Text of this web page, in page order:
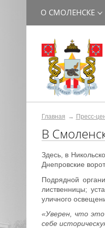
О СМОЛЕНСКЕ
Главная Пресс-
В
Здесь, в
Днепровские
Подрядной
лиственницы;
уличного
«Уверен, что
себе